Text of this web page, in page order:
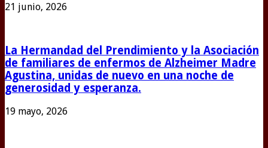
21 junio, 2026
La Hermandad del Prendimiento y la Asociación
de familiares de enfermos de Alzheimer Madre
Agustina, unidas de nuevo en una noche de
generosidad y esperanza.
19 mayo, 2026